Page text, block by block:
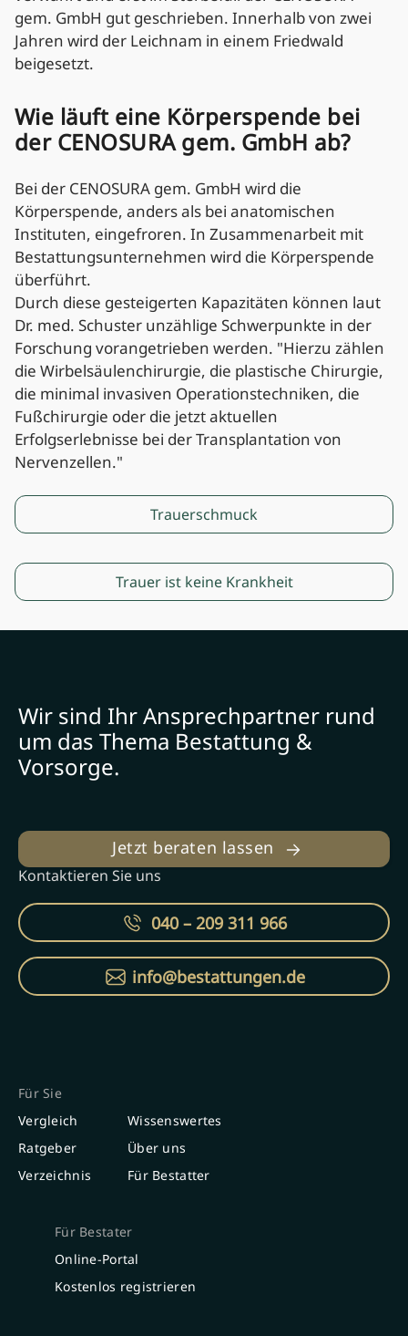
gem. GmbH gut geschrieben. Innerhalb von zwei
Jahren wird der Leichnam in einem Friedwald
beigesetzt.
Wie läuft eine Körperspende bei
der CENOSURA gem. GmbH ab?
Bei der CENOSURA gem. GmbH wird die
Körperspende, anders als bei anatomischen
Instituten, eingefroren. In Zusammenarbeit mit
Bestattungsunternehmen wird die Körperspende
überführt.
Durch diese gesteigerten Kapazitäten können laut
Dr. med. Schuster unzählige Schwerpunkte in der
Forschung vorangetrieben werden. "Hierzu zählen
die Wirbelsäulenchirurgie, die plastische Chirurgie,
die minimal invasiven Operationstechniken, die
Fußchirurgie oder die jetzt aktuellen
Erfolgserlebnisse bei der Transplantation von
Nervenzellen."
Post
navigation
Trauerschmuck
Trauer ist keine Krankheit
Wir sind Ihr Ansprechpartner rund
um das Thema Bestattung &
Vorsorge.
Jetzt beraten lassen
Kontaktieren Sie uns
040 – 209 311 966
info@bestattungen.de
Für Sie
Vergleich
Ratgeber
Verzeichnis
Wissenswertes
Über uns
Für Bestatter
Für Bestater
Online-Portal
Kostenlos registrieren